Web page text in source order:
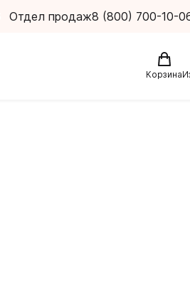
Отдел продаж8 (800) 700-10-
Корзина